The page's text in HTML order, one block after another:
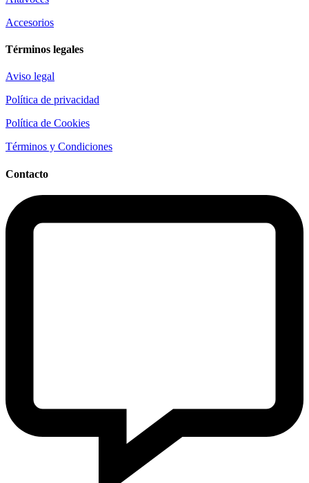
Accesorios
Términos legales
Aviso legal
Política de privacidad
Política de Cookies
Términos y Condiciones
Contacto